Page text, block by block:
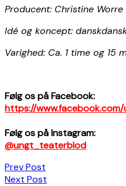
Producent: Christine Worre
Idé og koncept:
Varighed: Ca. 1 time og 15
Følg os på Facebook:
https://
Følg os på Instagram:
@ungt_teaterblod
Indlægsnavigation
Prev Post
Next Post